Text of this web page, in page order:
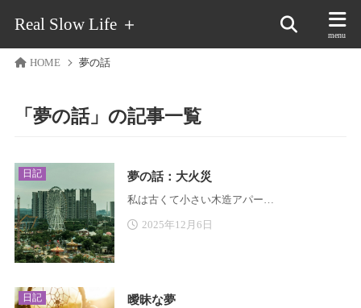
Real Slow Life ＋
HOME 夢の話
「夢の話」の記事一覧
夢の話：大火災
私は古くて小さい木造アパー…
2025年12月6日
日記
曖昧な夢
日記